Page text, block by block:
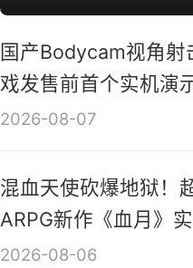
国产Bodycam视角射
戏发售前首个实机演
2026-08-07
混血天使砍爆地狱！
ARPG新作《血月》
示视频
2026-08-06